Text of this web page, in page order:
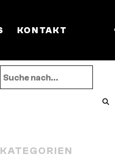
KONTAKT
KATEGORIEN